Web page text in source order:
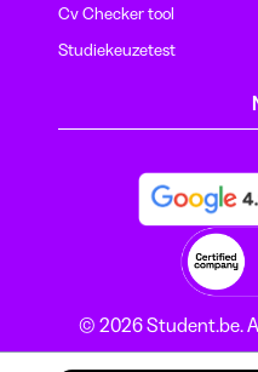
Cv Checker tool
Studiekeuzetest
© 2026 Student.be.